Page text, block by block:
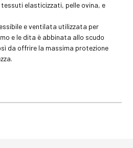
elasticizzati, pelle ovina, e
e ventilata utilizzata per
e le dita è abbinata allo scudo
da offrire la massima protezione